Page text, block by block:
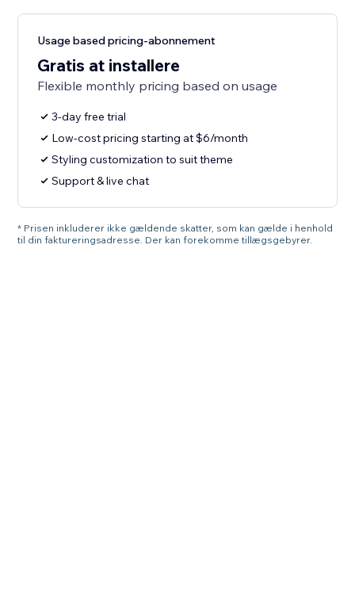
Usage based pricing-abonnement
Gratis at installere
Flexible monthly pricing based on usage
3-day free trial
Low-cost pricing starting at $6/month
Styling customization to suit theme
Support & live chat
* Prisen inkluderer ikke gældende skatter, som kan gælde i henhold
til din faktureringsadresse. Der kan forekomme tillægsgebyrer.